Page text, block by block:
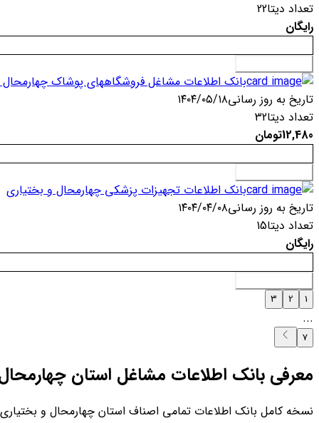
تعداد دیتا22
رایگان
بانک اطلاعات مشاغل فروشگاههای پوشاک چهارمحال
تاریخ به روز رسانی۱۴۰۴/۰۵/۱۸
تعداد دیتا32
12,480تومان
بانک اطلاعات تجهیزات پزشکی چهارمحال و بختیاری
تاریخ به روز رسانی۱۴۰۴/۰۴/۰۸
تعداد دیتا15
رایگان
1
2
3
...
7
معرفی بانک اطلاعات مشاغل استان
نسخه کامل بانک اطلاعات تمامی اصناف استان چهارمحال و